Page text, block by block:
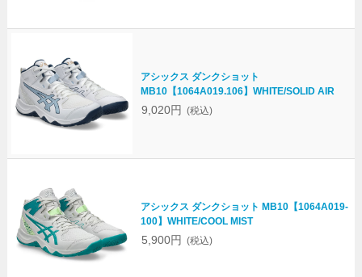
アシックス ダンクショット
MB10【1064A019.106】WHITE/SOLID AIR
9,020円 (税込)
アシックス ダンクショット MB10【1064A019-
100】WHITE/COOL MIST
5,900円 (税込)